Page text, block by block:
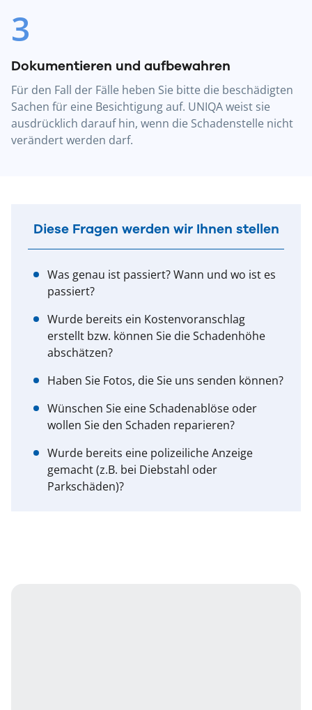
3
Dokumentieren und aufbewahren
Für den Fall der Fälle heben Sie bitte die beschädigten
Sachen für eine Besichtigung auf. UNIQA weist sie
ausdrücklich darauf hin, wenn die Schadenstelle nicht
verändert werden darf.
Diese Fragen werden wir Ihnen stellen
Was genau ist passiert? Wann und wo ist es
passiert?
Wurde bereits ein Kostenvoranschlag
erstellt bzw. können Sie die Schadenhöhe
abschätzen?
Haben Sie Fotos, die Sie uns senden können?
Wünschen Sie eine Schadenablöse oder
wollen Sie den Schaden reparieren?
Wurde bereits eine polizeiliche Anzeige
gemacht (z.B. bei Diebstahl oder
Parkschäden)?